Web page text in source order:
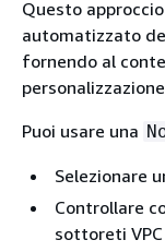
Questo
automatizzato
fornendo al
Puoi usare una
Selezionare
Controllare
sottoreti VPC